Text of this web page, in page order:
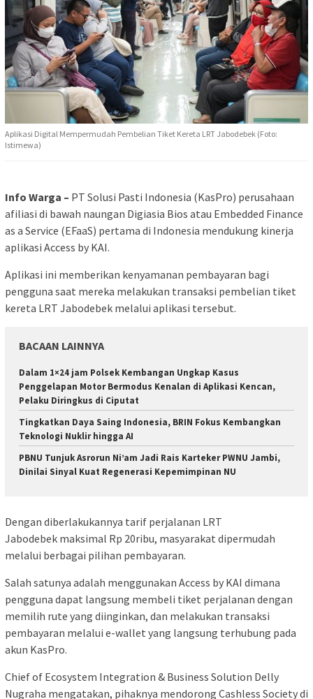
Aplikasi Digital Mempermudah Pembelian Tiket Kereta LRT Jabodebek (Foto:
Istimewa)
Info Warga – PT Solusi Pasti Indonesia (KasPro) perusahaan
afiliasi di bawah naungan Digiasia Bios atau Embedded Finance
as a Service (EFaaS) pertama di Indonesia mendukung kinerja
aplikasi Access by KAI.
Aplikasi ini memberikan kenyamanan pembayaran bagi
pengguna saat mereka melakukan transaksi pembelian tiket
kereta LRT Jabodebek melalui aplikasi tersebut.
BACAAN LAINNYA
Dalam 1×24 jam Polsek Kembangan Ungkap Kasus
Penggelapan Motor Bermodus Kenalan di Aplikasi Kencan,
Pelaku Diringkus di Ciputat
Tingkatkan Daya Saing Indonesia, BRIN Fokus Kembangkan
Teknologi Nuklir hingga AI
PBNU Tunjuk Asrorun Ni’am Jadi Rais Karteker PWNU Jambi,
Dinilai Sinyal Kuat Regenerasi Kepemimpinan NU
Dengan diberlakukannya tarif perjalanan LRT
Jabodebek maksimal Rp 20ribu, masyarakat dipermudah
melalui berbagai pilihan pembayaran.
Salah satunya adalah menggunakan Access by KAI dimana
pengguna dapat langsung membeli tiket perjalanan dengan
memilih rute yang diinginkan, dan melakukan transaksi
pembayaran melalui e-wallet yang langsung terhubung pada
akun KasPro.
Chief of Ecosystem Integration & Business Solution Delly
Nugraha mengatakan, pihaknya mendorong Cashless Society di